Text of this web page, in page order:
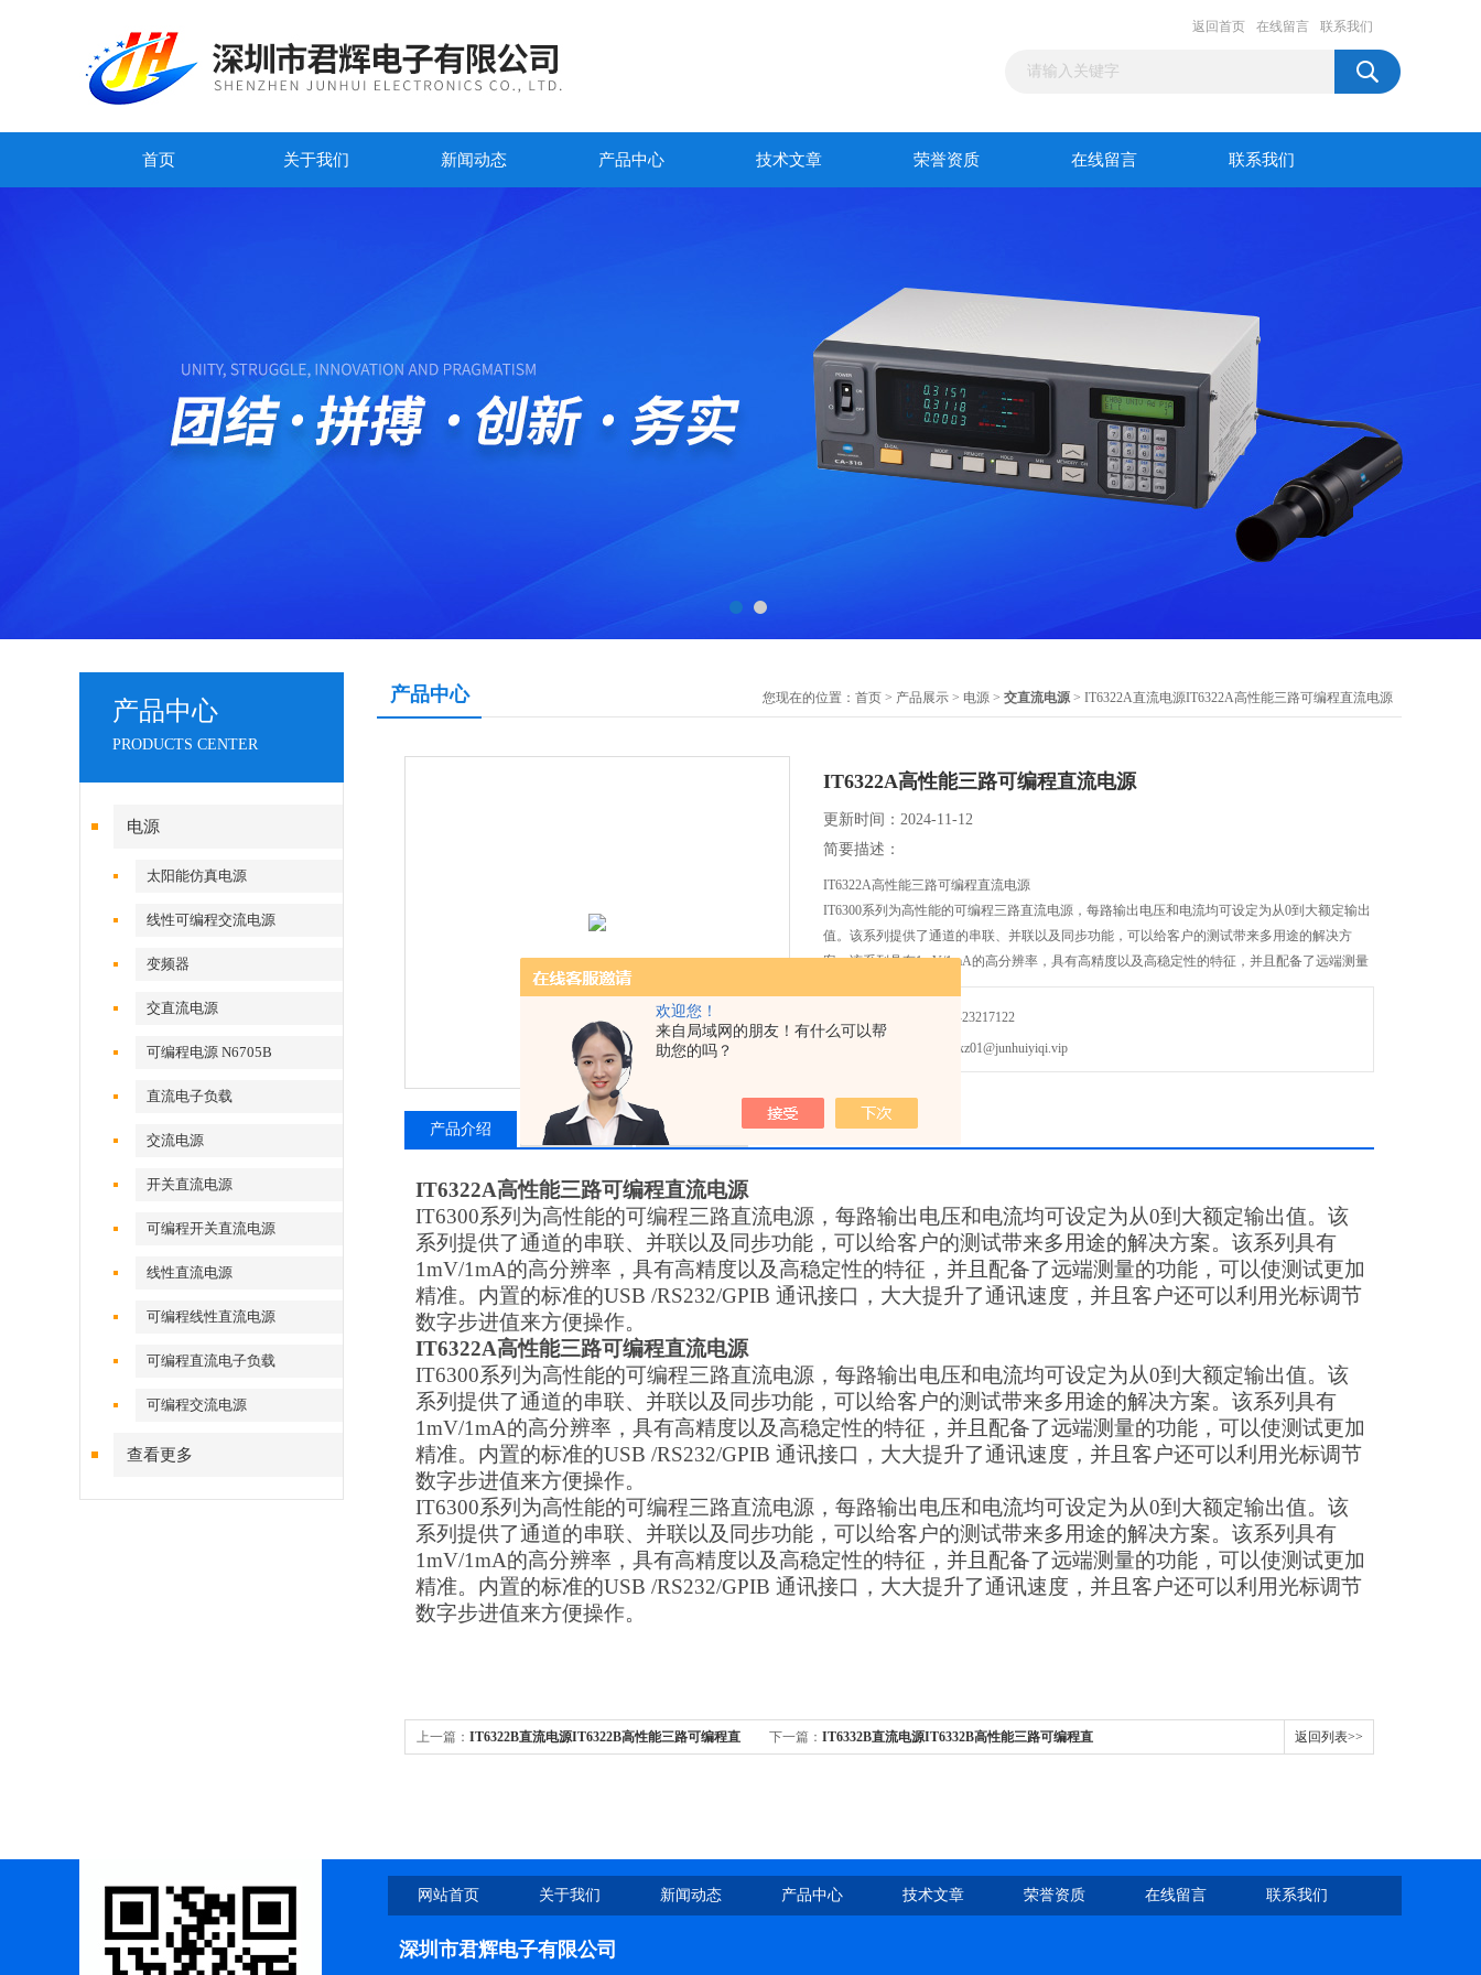
欢迎您！
来自局域网的朋友！有什么可以帮
助您的吗？
返回首页 在线留言 联系我们
首页 关于我们 新闻动态 产品中心 技术文章 荣誉资质 在线留言 联系我们
产品中心
PRODUCTS CENTER
电源
太阳能仿真电源
线性可编程交流电源
变频器
交直流电源
可编程电源 N6705B
直流电子负载
交流电源
开关直流电源
可编程开关直流电源
线性直流电源
可编程线性直流电源
可编程直流电子负载
可编程交流电源
查看更多
产品中心 您现在的位置： 首页 > 产品展示 > 电源 > 交直流电源> IT6322A直流电源IT6322A高性能三路可编程直流电源
IT6322A高性能三路可编程直流电源
更新时间：2024-11-12
简要描述：
IT6322A高性能三路可编程直流电源
IT6300系列为高性能的可编程三路直流电源，每路输出电压和电流均可设定为从0到大额定输出
值。该系列提供了通道的串联、并联以及同步功能，可以给客户的测试带来多用途的解决方
案。该系列具有1mV/1mA的高分辨率，具有高精度以及高稳定性的特征，并且配备了远端测量
的功能，可以使测试更加精准。内置的标准的USB /RS232/GPIB 通讯接口，大大提升了通讯速
免费咨询：0755-23217122
发邮件给我们：xz01@junhuiyiqi.vip
产品介绍 相关产品 留言询价
IT6322A高性能三路可编程直流电源
IT6300系列为高性能的可编程三路直流电源，每路输出电压和电流均可设定为从0到大额定输出值。该
系列提供了通道的串联、并联以及同步功能，可以给客户的测试带来多用途的解决方案。该系列具有
1mV/1mA的高分辨率，具有高精度以及高稳定性的特征，并且配备了远端测量的功能，可以使测试更加
精准。内置的标准的USB /RS232/GPIB 通讯接口，大大提升了通讯速度，并且客户还可以利用光标调节
数字步进值来方便操作。
IT6322A高性能三路可编程直流电源
IT6300系列为高性能的可编程三路直流电源，每路输出电压和电流均可设定为从0到大额定输出值。该
系列提供了通道的串联、并联以及同步功能，可以给客户的测试带来多用途的解决方案。该系列具有
1mV/1mA的高分辨率，具有高精度以及高稳定性的特征，并且配备了远端测量的功能，可以使测试更加
精准。内置的标准的USB /RS232/GPIB 通讯接口，大大提升了通讯速度，并且客户还可以利用光标调节
数字步进值来方便操作。
IT6300系列为高性能的可编程三路直流电源，每路输出电压和电流均可设定为从0到大额定输出值。该
系列提供了通道的串联、并联以及同步功能，可以给客户的测试带来多用途的解决方案。该系列具有
1mV/1mA的高分辨率，具有高精度以及高稳定性的特征，并且配备了远端测量的功能，可以使测试更加
精准。内置的标准的USB /RS232/GPIB 通讯接口，大大提升了通讯速度，并且客户还可以利用光标调节
数字步进值来方便操作。
上一篇： IT6322B直流电源IT6322B高性能三路可编程直 下一篇： IT6332B直流电源IT6332B高性能三路可编程直 返回列表>>
网站首页 关于我们 新闻动态 产品中心 技术文章 荣誉资质 在线留言 联系我们
深圳市君辉电子有限公司